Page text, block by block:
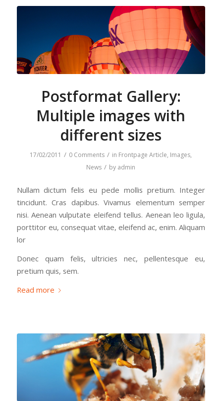
Postformat Gallery:
Multiple images with
different sizes
17/02/2011 / 0 Comments / in Frontpage Article, Images,
News / by admin
Nullam dictum felis eu pede mollis pretium. Integer
tincidunt. Cras dapibus. Vivamus elementum semper
nisi. Aenean vulputate eleifend tellus. Aenean leo ligula,
porttitor eu, consequat vitae, eleifend ac, enim. Aliquam
lor
Donec quam felis, ultricies nec, pellentesque eu,
pretium quis, sem.
Read more